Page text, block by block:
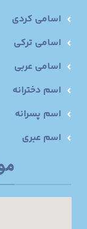
اسامی کردی
اسامی ترکی
اسامی عربی
اسم دخترانه
اسم پسرانه
اسم عبری